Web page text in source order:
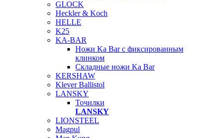
GLOCK
Heckler & Koch
HELLE
K25
KA-BAR
Ножи Ka Bar c фиксированным
клинком
Складные ножи Ka Bar
KERSHAW
Klever Ballistol
LANSKY
Точилки
LANSKY
LIONSTEEL
Magpul